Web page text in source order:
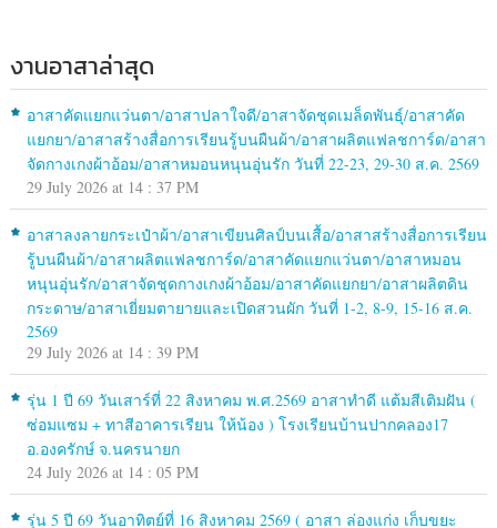
งานอาสาล่าสุด
อาสาคัดแยกแว่นตา/อาสาปลาใจดี/อาสาจัดชุดเมล็ดพันธุ์/อาสาคัด
แยกยา/อาสาสร้างสื่อการเรียนรู้บนผืนผ้า/อาสาผลิตแฟลชการ์ด/อาสา
จัดกางเกงผ้าอ้อม/อาสาหมอนหนุนอุ่นรัก วันที่ 22-23, 29-30 ส.ค. 2569
29 July 2026 at 14 : 37 PM
อาสาลงลายกระเป๋าผ้า/อาสาเขียนศิลป์บนเสื้อ/อาสาสร้างสื่อการเรียน
รู้บนผืนผ้า/อาสาผลิตแฟลชการ์ด/อาสาคัดแยกแว่นตา/อาสาหมอน
หนุนอุ่นรัก/อาสาจัดชุดกางเกงผ้าอ้อม/อาสาคัดแยกยา/อาสาผลิตดิน
กระดาษ/อาสาเยี่ยมตายายและเปิดสวนผัก วันที่ 1-2, 8-9, 15-16 ส.ค.
2569
29 July 2026 at 14 : 39 PM
รุ่น 1 ปี 69 วันเสาร์ที่ 22 สิงหาคม พ.ศ.2569 อาสาทำดี แต้มสีเติมฝัน (
ซ่อมแซม + ทาสีอาคารเรียน ให้น้อง ) โรงเรียนบ้านปากคลอง17
อ.องครักษ์ จ.นครนายก
24 July 2026 at 14 : 05 PM
รุ่น 5 ปี 69 วันอาทิตย์ที่ 16 สิงหาคม 2569 ( อาสา ล่องแก่ง เก็บขยะ